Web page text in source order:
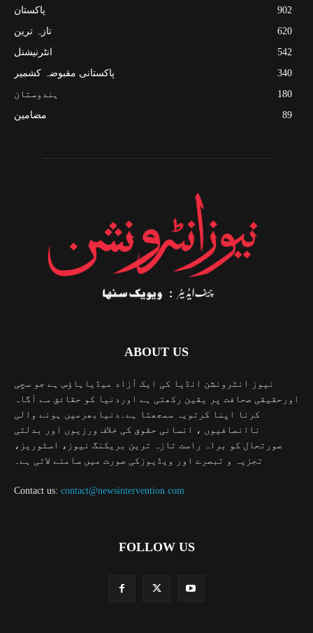
پاکستان
902
تازہ ترین
620
انٹرنیشنل
542
پاکستانی مقبوضہ کشمیر
340
ہندوستان
180
مضامین
89
ABOUT US
نیوز انٹرونشن انڈیا کی ایک آزاد میڈیاہاؤس ہے جو سچی
اورحقیقی صحافت پر یقین رکھتی ہے اوردنیا کو حقائق سے آگاہ
کرنا اپنا کرتویہ سمجھتا ہے۔دنیابھرمیں ہونے والی
ناانصافیوں ، انسانی حقوق کی خلاف ورزیوں اور بدلتی
صورتحال کو براہ راست تازہ ترین بریکنگ نیوز، اسٹوریز،
تجزیہ و تبصرے اور ویڈیوزکی صورت میں سامنے لاتی ہے۔
Contact us: contact@newsintervention.com
FOLLOW US